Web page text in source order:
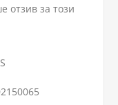
отзив за този